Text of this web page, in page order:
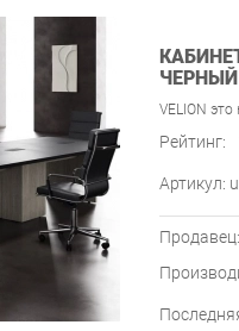
VELION
Рейтинг:
Артикул:
Продавец: